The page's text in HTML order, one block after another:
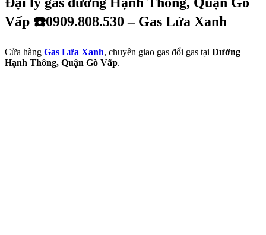
Vấp ☎️0909.808.530 – Gas Lửa Xanh
Cửa hàng Gas Lửa Xanh, chuyên giao gas đổi gas tại Đường
Hạnh Thông, Quận Gò Vấp.